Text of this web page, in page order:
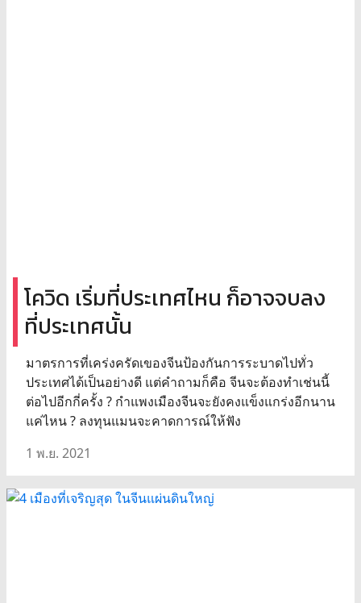
โควิด เริ่มที่ประเทศไหน ก็อาจจบลง
ที่ประเทศนั้น
มาตรการที่เคร่งครัดเของจีนป้องกันการระบาดไปทั่ว
ประเทศได้เป็นอย่างดี แต่คำถามก็คือ จีนจะต้องทำเช่นนี้
ต่อไปอีกกี่ครั้ง ? กำแพงเมืองจีนจะยังคงแข็งแกร่งอีกนาน
แค่ไหน ? ลงทุนแมนจะคาดการณ์ให้ฟัง
1 พ.ย. 2021